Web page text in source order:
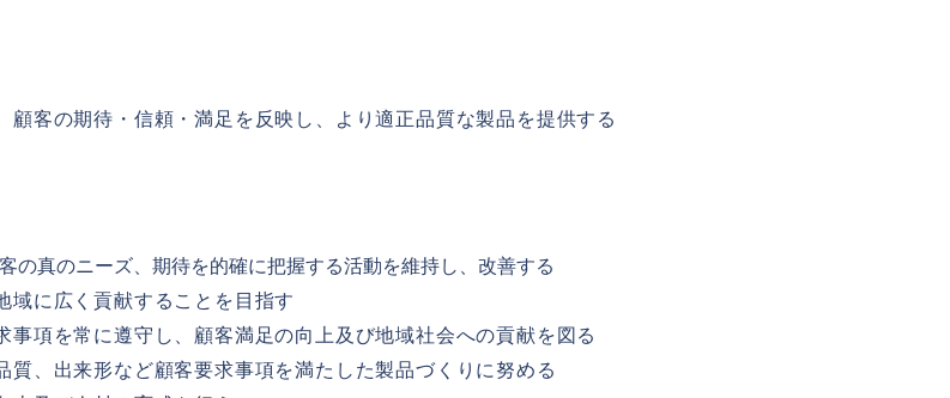
客の期待・信頼・満足を反映し、 より適正品質な製品を提供する
の真のニーズ、期待を的確に把握する活動を維持し、改善する
域に広く貢献することを目指す
事項を常に遵守し、顧客満足の向上及び地域社会への貢献を図る
質、出来形など顧客要求事項を満たした製品づくりに努める